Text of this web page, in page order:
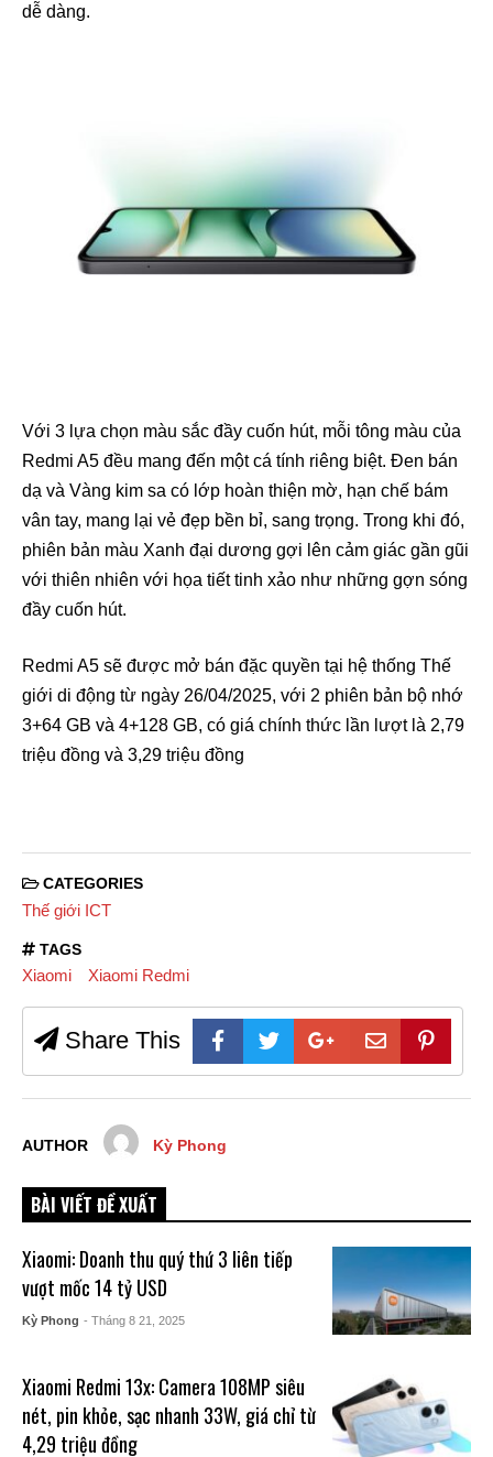
dễ dàng.
Với 3 lựa chọn màu sắc đầy cuốn hút, mỗi tông màu của
Redmi A5 đều mang đến một cá tính riêng biệt. Đen bán
dạ và Vàng kim sa có lớp hoàn thiện mờ, hạn chế bám
vân tay, mang lại vẻ đẹp bền bỉ, sang trọng. Trong khi đó,
phiên bản màu Xanh đại dương gợi lên cảm giác gần gũi
với thiên nhiên với họa tiết tinh xảo như những gợn sóng
đầy cuốn hút.
Redmi A5 sẽ được mở bán đặc quyền tại hệ thống Thế
giới di động từ ngày 26/04/2025, với 2 phiên bản bộ nhớ
3+64 GB và 4+128 GB, có giá chính thức lần lượt là 2,79
triệu đồng và 3,29 triệu đồng
CATEGORIES
Thế giới ICT
TAGS
Xiaomi Xiaomi Redmi
Share This
AUTHOR Kỳ Phong
BÀI VIẾT ĐỀ XUẤT
Xiaomi: Doanh thu quý thứ 3 liên tiếp
vượt mốc 14 tỷ USD
Kỳ Phong - Tháng 8 21, 2025
Xiaomi Redmi 13x: Camera 108MP siêu
nét, pin khỏe, sạc nhanh 33W, giá chỉ từ
4,29 triệu đồng